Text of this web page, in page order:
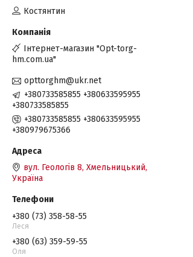
Костянтин
Інтернет-магазин "Opt-torg-
hm.com.ua"
opttorghm@ukr.net
+380733585855 +380633595955
+380733585855
+380733585855 +380633595955
+380979675366
вул. Геологів 8, Хмельницький,
Україна
+380 (73) 358-58-55
Леся
+380 (63) 359-59-55
Оля